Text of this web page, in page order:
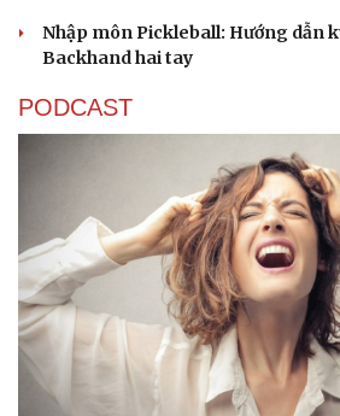
Nhập môn Pickleball: Hướng dẫn
Backhand hai tay
PODCAST